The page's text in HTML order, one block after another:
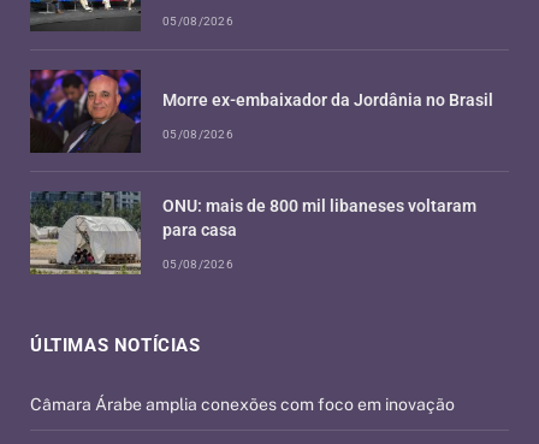
ÚLTIMAS NOTÍCIAS
Câmara Árabe amplia conexões com foco em inovação
05/08/2026
Morre ex-embaixador da Jordânia no Brasil
05/08/2026
ONU: mais de 800 mil libaneses voltaram
para casa
05/08/2026